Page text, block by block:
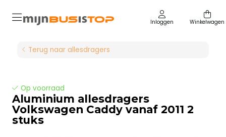
Inloggen Winkelwagen
Terug naar allesdragers
Op voorraad
Aluminium allesdragers
Volkswagen Caddy vanaf 2011 2
stuks